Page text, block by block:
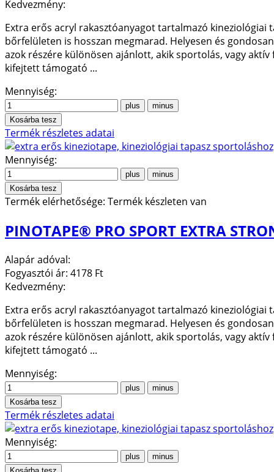
Kedvezmény:
Extra erős acryl rakasztóanyagot tartalmazó
bőrfelületen is hosszan megmarad. Helyesen és
azok részére különösen ajánlott, akik sportolás, vagy
kifejtett támogató ...
Mennyiség:
Termék részletes adatai
Mennyiség:
Termék elérhetősége: Termék készleten van
PINOTAPE® PRO SPORT EXTRA
Alapár adóval:
Fogyasztói ár: 4178 Ft
Kedvezmény:
Extra erős acryl rakasztóanyagot tartalmazó
bőrfelületen is hosszan megmarad. Helyesen és
azok részére különösen ajánlott, akik sportolás, vagy
kifejtett támogató ...
Mennyiség:
Termék részletes adatai
Mennyiség: